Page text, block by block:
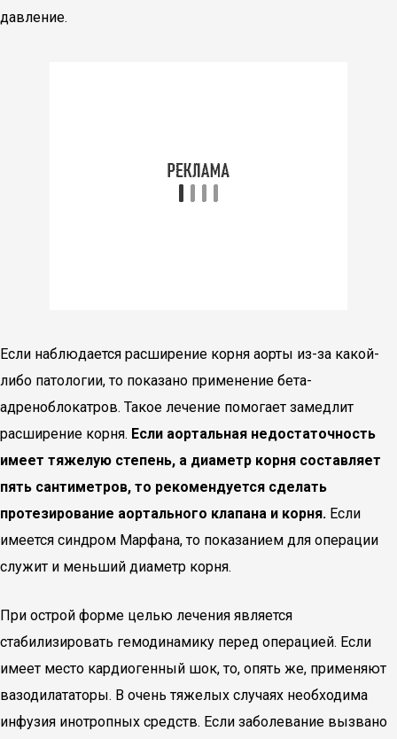
давление.
Если наблюдается расширение корня аорты из-за какой-
либо патологии, то показано применение бета-
адреноблокатров. Такое лечение помогает замедлит
расширение корня. Если аортальная недостаточность
имеет тяжелую степень, а диаметр корня составляет
пять сантиметров, то рекомендуется сделать
протезирование аортального клапана и корня. Если
имеется синдром Марфана, то показанием для операции
служит и меньший диаметр корня.
При острой форме целью лечения является
стабилизировать гемодинамику перед операцией. Если
имеет место кардиогенный шок, то, опять же, применяют
вазодилататоры. В очень тяжелых случаях необходима
инфузия инотропных средств. Если заболевание вызвано